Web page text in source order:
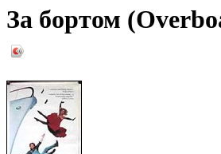
За бортом